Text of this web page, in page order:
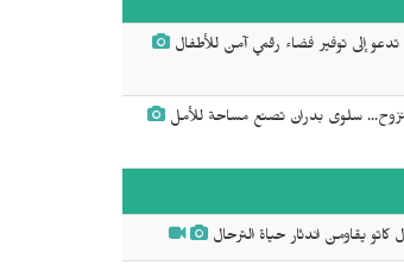
تدعو إلى توفير فضاء رقمي آمن للأطفال
سلوى بدران تصنع مساحة للأمل
كاتو يقاومن اندثار حياة الترحال